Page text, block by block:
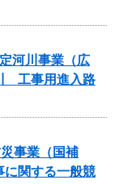
河川事業（広
工事用進入路
事業（国補
関する一般競